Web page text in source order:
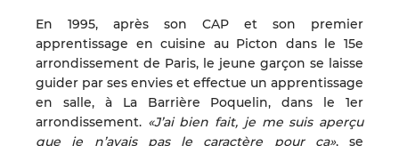
En 1995, après son CAP et son premier
apprentissage en cuisine au Picton dans le 15e
arrondissement de Paris, le jeune garçon se laisse
guider par ses envies et effectue un apprentissage
en salle, à La Barrière Poquelin, dans le 1er
arrondissement. «J’ai bien fait, je me suis aperçu
que je n’avais pas le caractère pour ça», se